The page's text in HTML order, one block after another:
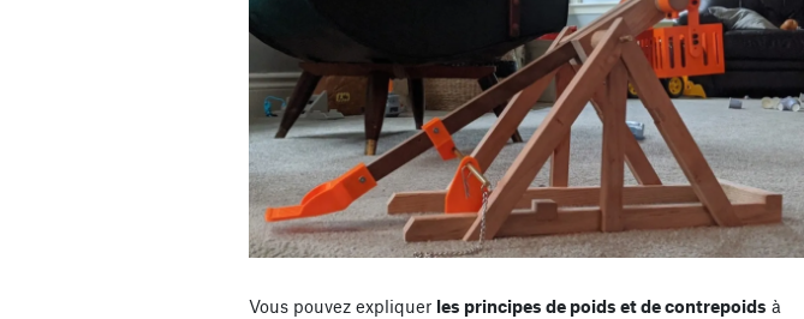
Vous pouvez expliquer les principes de poids et de contrepoids à